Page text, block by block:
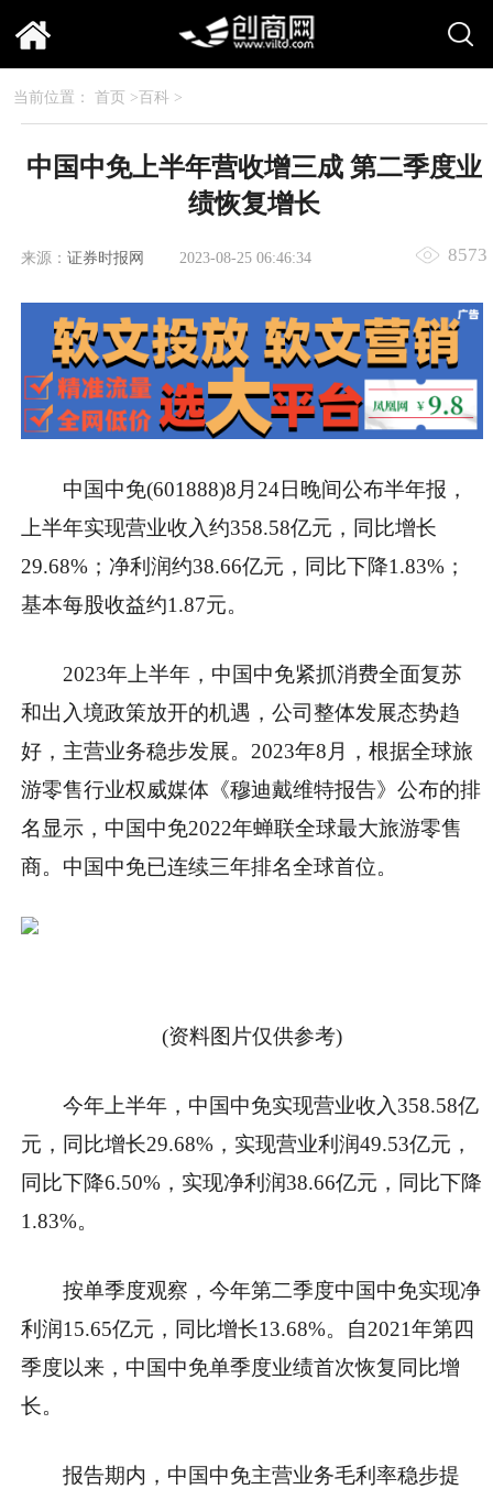
当前位置： 首页 >百科 >
中国中免上半年营收增三成 第二季度业
绩恢复增长
来源： 证券时报网 2023-08-25 06:46:34 8573
中国中免(601888)8月24日晚间公布半年报，
上半年实现营业收入约358.58亿元，同比增长
29.68%；净利润约38.66亿元，同比下降1.83%；
基本每股收益约1.87元。
2023年上半年，中国中免紧抓消费全面复苏
和出入境政策放开的机遇，公司整体发展态势趋
好，主营业务稳步发展。2023年8月，根据全球旅
游零售行业权威媒体《穆迪戴维特报告》公布的排
名显示，中国中免2022年蝉联全球最大旅游零售
商。中国中免已连续三年排名全球首位。
(资料图片仅供参考)
今年上半年，中国中免实现营业收入358.58亿
元，同比增长29.68%，实现营业利润49.53亿元，
同比下降6.50%，实现净利润38.66亿元，同比下降
1.83%。
按单季度观察，今年第二季度中国中免实现净
利润15.65亿元，同比增长13.68%。自2021年第四
季度以来，中国中免单季度业绩首次恢复同比增
长。
报告期内，中国中免主营业务毛利率稳步提